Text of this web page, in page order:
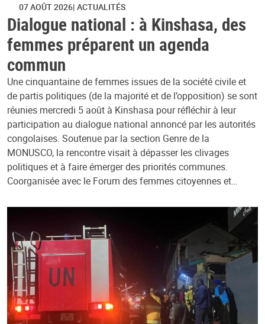
07 AOÛT 2026 ACTUALITÉS
Dialogue national : à Kinshasa, des
femmes préparent un agenda
commun
Une cinquantaine de femmes issues de la société civile et
de partis politiques (de la majorité et de l’opposition) se sont
réunies mercredi 5 août à Kinshasa pour réfléchir à leur
participation au dialogue national annoncé par les autorités
congolaises. Soutenue par la section Genre de la
MONUSCO, la rencontre visait à dépasser les clivages
politiques et à faire émerger des priorités communes.
Coorganisée avec le Forum des femmes citoyennes et…